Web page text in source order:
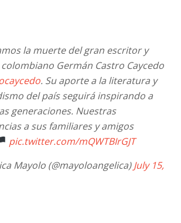
la muerte del gran escritor y
Germán Castro Caycedo
. Su aporte a la literatura y
del país seguirá inspirando a
generaciones. Nuestras
a sus familiares y amigos
pic.twitter.com/mQWTBIrGJT
Mayolo (@mayoloangelica)July 15,